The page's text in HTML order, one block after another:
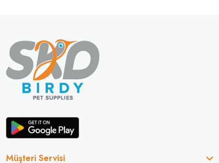
Müşteri Servisi